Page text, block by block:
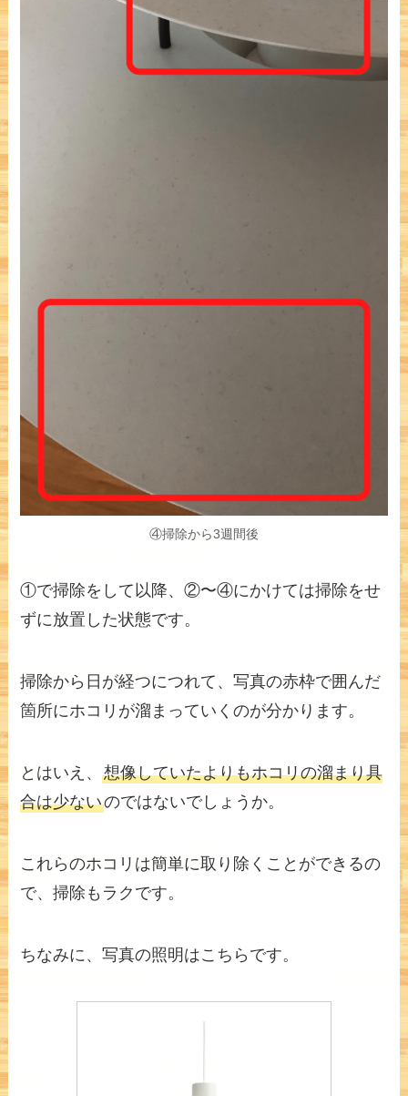
④掃除から3週間後
①で掃除をして以降、②〜④にかけては掃除をせ
ずに放置した状態です。
掃除から日が経つにつれて、写真の赤枠で囲んだ
箇所にホコリが溜まっていくのが分かります。
とはいえ、想像していたよりもホコリの溜まり具
合は少ないのではないでしょうか。
これらのホコリは簡単に取り除くことができるの
で、掃除もラクです。
ちなみに、写真の照明はこちらです。